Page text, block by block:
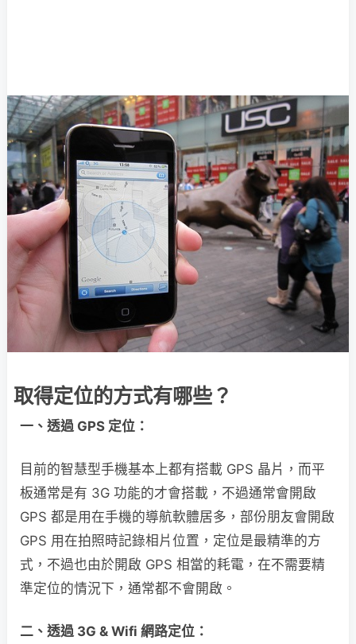
取得定位的方式有哪些？
一、透過 GPS 定位：
目前的智慧型手機基本上都有搭載 GPS 晶片，而平
板通常是有 3G 功能的才會搭載，不過通常會開啟
GPS 都是用在手機的導航軟體居多，部份朋友會開啟
GPS 用在拍照時記錄相片位置，定位是最精準的方
式，不過也由於開啟 GPS 相當的耗電，在不需要精
準定位的情況下，通常都不會開啟。
二、透過 3G & Wifi 網路定位：